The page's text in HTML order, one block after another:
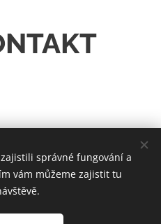
Webnode Cookies
správné fungování a
vám můžeme zajistit tu